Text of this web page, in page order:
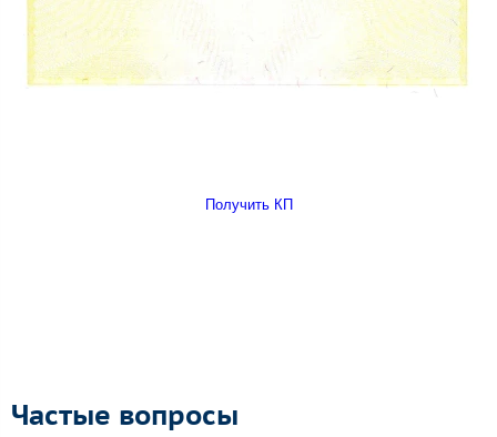
Получить КП
Частые вопросы